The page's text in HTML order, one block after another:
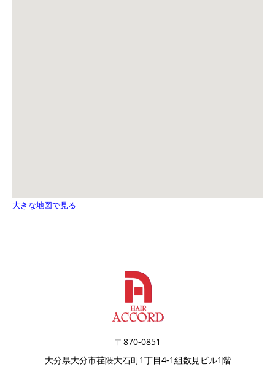
大きな地図で見る
〒870-0851
大分県大分市荏隈大石町1丁目4-1組数見ビル1階